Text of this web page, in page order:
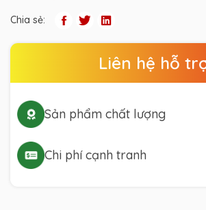
Chia sẻ:
Liên hệ hỗ
Sản phẩm chất lượng
Chi phí cạnh tranh